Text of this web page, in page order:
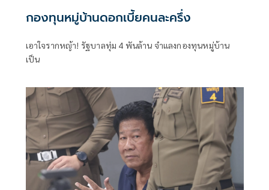
กองทุนหมู่บ้านดอกเบี้ยคนละครึ่ง
เอาใจรากหญ้า! รัฐบาลทุ่ม 4 พันล้าน จำแลงกองทุนหมู่บ้าน
เป็น